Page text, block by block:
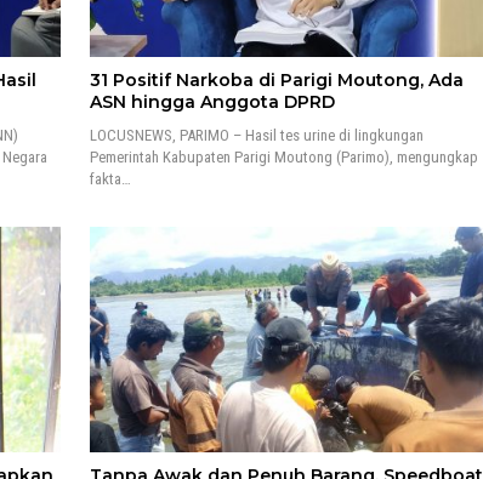
31 Positif Narkoba di Parigi Moutong, Ada
ASN hingga Anggota DPRD
LOCUSNEWS, PARIMO – Hasil tes urine di lingkungan
Pemerintah Kabupaten Parigi Moutong (Parimo), mengungkap
fakta…